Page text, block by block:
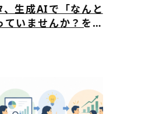
、生成AIで「なんと
ていませんか？を公